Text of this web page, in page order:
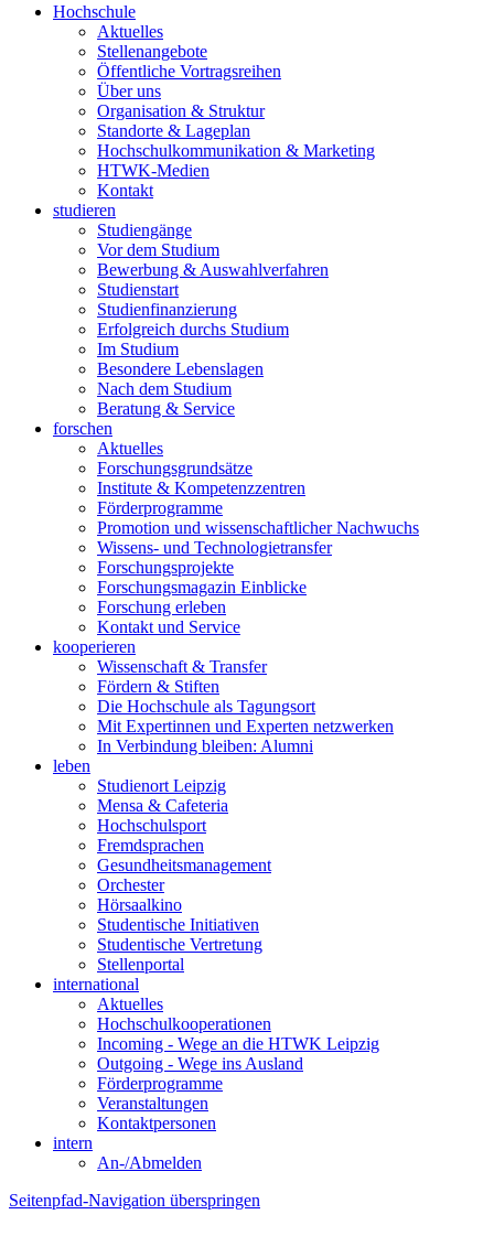
Hochschule
Aktuelles
Stellenangebote
Öffentliche Vortragsreihen
Über uns
Organisation & Struktur
Standorte & Lageplan
Hochschulkommunikation & Marketing
HTWK-Medien
Kontakt
studieren
Studiengänge
Vor dem Studium
Bewerbung & Auswahlverfahren
Studienstart
Studienfinanzierung
Erfolgreich durchs Studium
Im Studium
Besondere Lebenslagen
Nach dem Studium
Beratung & Service
forschen
Aktuelles
Forschungsgrundsätze
Institute & Kompetenzzentren
Förderprogramme
Promotion und wissenschaftlicher Nachwuchs
Wissens- und Technologietransfer
Forschungsprojekte
Forschungsmagazin Einblicke
Forschung erleben
Kontakt und Service
kooperieren
Wissenschaft & Transfer
Fördern & Stiften
Die Hochschule als Tagungsort
Mit Expertinnen und Experten netzwerken
In Verbindung bleiben: Alumni
leben
Studienort Leipzig
Mensa & Cafeteria
Hochschulsport
Fremdsprachen
Gesundheitsmanagement
Orchester
Hörsaalkino
Studentische Initiativen
Studentische Vertretung
Stellenportal
international
Aktuelles
Hochschulkooperationen
Incoming - Wege an die HTWK Leipzig
Outgoing - Wege ins Ausland
Förderprogramme
Veranstaltungen
Kontaktpersonen
intern
An-/Abmelden
Seitenpfad-Navigation überspringen